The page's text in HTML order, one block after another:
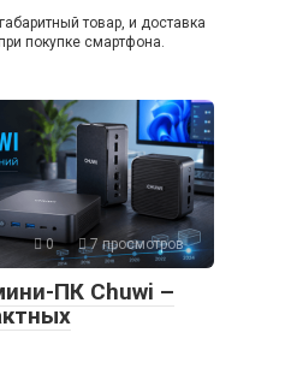
товар, и доставка
покупке смартфона.
0 7 просмотров
ПК Chuwi –